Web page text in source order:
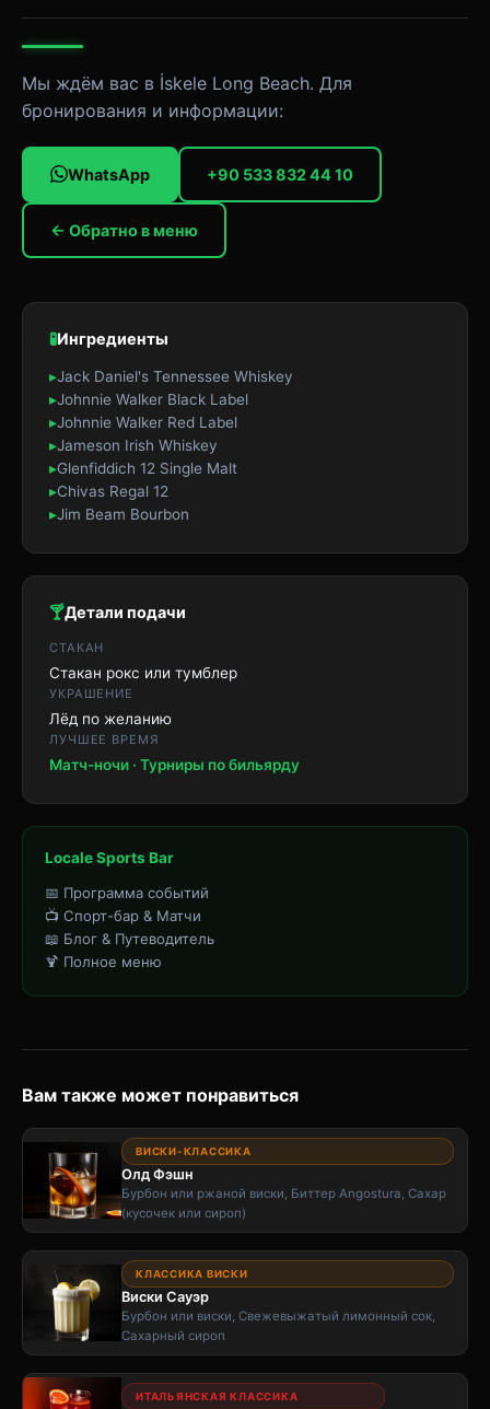
Мы ждём вас в İskele Long Beach. Для
бронирования и информации:
WhatsApp +90 533 832 44 10
← Обратно в меню
🧪Ингредиенты
▸Jack Daniel's Tennessee Whiskey
▸Johnnie Walker Black Label
▸Johnnie Walker Red Label
▸Jameson Irish Whiskey
▸Glenfiddich 12 Single Malt
▸Chivas Regal 12
▸Jim Beam Bourbon
🍸Детали подачи
СТАКАН
Стакан рокс или тумблер
УКРАШЕНИЕ
Лёд по желанию
ЛУЧШЕЕ ВРЕМЯ
Матч-ночи · Турниры по бильярду
Locale Sports Bar
📅 Программа событий
📺 Спорт-бар & Матчи
📖 Блог & Путеводитель
🍹 Полное меню
Вам также может понравиться
ВИСКИ-КЛАССИКА
Олд Фэшн
Бурбон или ржаной виски, Биттер Angostura, Сахар
(кусочек или сироп)
КЛАССИКА ВИСКИ
Виски Сауэр
Бурбон или виски, Свежевыжатый лимонный сок,
Сахарный сироп
ИТАЛЬЯНСКАЯ КЛАССИКА